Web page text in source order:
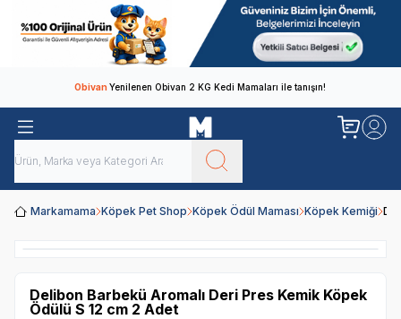
ObivanYenilenen Obivan 2 KG Kedi Mamaları ile tanışın!
Markamama Köpek Pet Shop Köpek Ödül Maması Köpek Kemiği
Delibon Barbekü Aromalı Deri Pres Kemik Köpek
Ödülü S 12 cm 2 Adet